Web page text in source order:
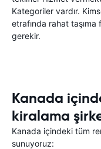
Kategoriler vardır.
etrafında rahat taşıma
gerekir.
Kanada
kiralama
Kanada içindeki tüm
sunuyoruz: